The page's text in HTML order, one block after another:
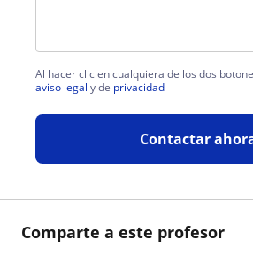
Comparte a este profesor
Al hacer clic en cualquiera de los dos
aviso legal y de privacidad
Contactar